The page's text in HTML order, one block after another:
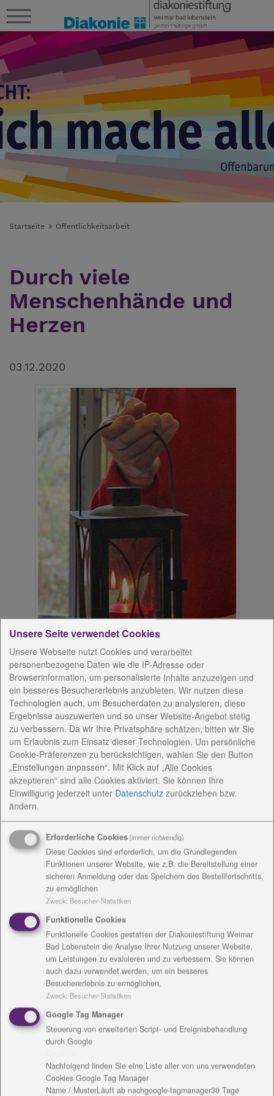
Startseite Öffentlichkeitsarbeit
Durch viele
Menschenhände und
Herzen
03.12.2020
Das Quartiersmanagement am Ringelberg, die
Adventgemeinde Erfurt und die evangelische
Kaufmannsgemeinde schicken ein Weihnachtslicht
vom ersten Advent 2020 bis zum Dreikönigstag 2021
auf die Reise, um Menschen im Erfurter Wohngebiet
Ringelberg und anderen Teil der Stadt an die frohe
Botschaft und den Weihnachtsfrieden zu erinnern.
Auch unter Pandemiebedingungen sind somit
Menschen im Glauben miteinander verbunden und
erleben, wie hoffnungsvoll und segensreich ein
Weihnachtslicht sein kann.
Das Licht soll durch viele Menschenhände und
Herzen wandern und erhält für jeweils einen Tag
Herberge bei einer freiwilligen Gastgeberin oder
dazugehörenden Köfferchen liegt ein geistlicher
Impuls bei, mit dem man sich auf Weihnachten
Unsere Seite verwendet Cookies
Unsere Webseite nutzt Cookies und verarbeitet
personenbezogene Daten wie die IP-Adresse oder
Browserinformation, um personalisierte Inhalte anzuzeigen und
ein besseres Besuchererlebnis anzubieten. Wir nutzen diese
Technologien auch, um Besucherdaten zu analysieren, diese
Ergebnisse auszuwerten und so unser Website-Angebot stetig
zu verbessern. Da wir Ihre Privatsphäre schätzen, bitten wir Sie
um Erlaubnis zum Einsatz dieser Technologien. Um persönliche
Cookie-Präferenzen zu berücksichtigen, wählen Sie den Button
„Einstellungen anpassen“. Mit Klick auf „Alle Cookies
akzeptieren“ sind alle Cookies aktiviert. Sie können Ihre
Einwilligung jederzeit unter Datenschutz zurückziehen bzw.
ändern.
Erforderliche Cookies(immer notwendig)
Diese Cookies sind erforderlich, um die Grundlegenden
Funktionen unserer Website, wie z.B. die Bereitstellung einer
sicheren Anmeldung oder das Speichern des Bestellfortschritts,
zu ermöglichen
Zweck: Besucher-Statistiken
Funktionelle Cookies
Funktionelle Cookies gestatten der Diakoniestiftung Weimar
Bad Lobenstein die Analyse Ihrer Nutzung unserer Website,
um Leistungen zu evaluieren und zu verbessern. Sie können
auch dazu verwendet werden, um ein besseres
Besuchererlebnis zu ermöglichen.
Zweck: Besucher-Statistiken
Google Tag Manager
Steuerung von erweiterten Script- und Ereignisbehandlung
durch Google
Nachfolgend finden Sie eine Liste aller von uns verwendeten
Cookies Google Tag Manager
Name / MusterLäuft ab nachgoogle-tagmanager30 Tage